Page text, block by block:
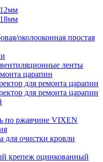
околооконная простая
ленты
царапин
для ремонта царапин
для ремонта царапин
по ржавчине VIXEN
для очистки кровли
крепеж оцинкованный